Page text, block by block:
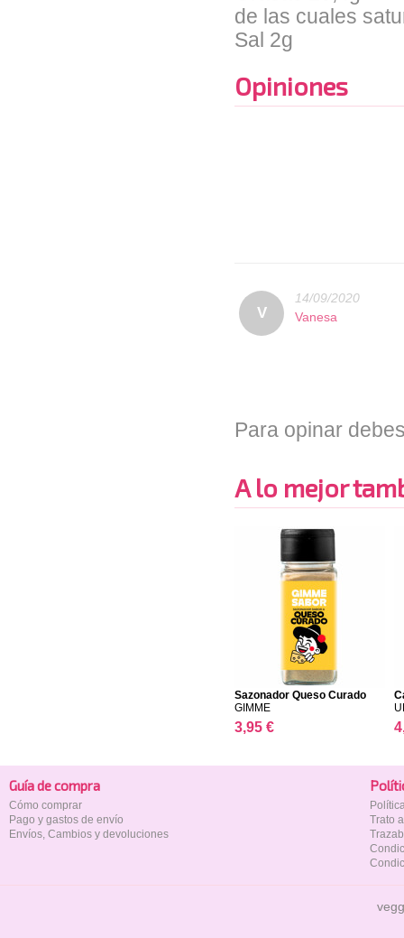
de las cuales
Sal 2g
Opiniones
V
14/09/2020
Vanesa
Para opinar
A lo mejor
Sazonador Queso Curado
GIMME
3,95 €
Guía de compra
Cómo comprar
Pago y gastos de envío
Envíos, Cambios y devoluciones
Trato